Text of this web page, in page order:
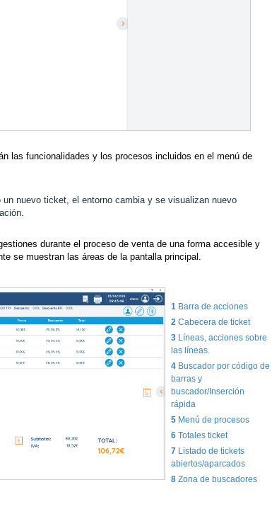
las funcionalidades y los procesos incluidos en el menú de
nuevo ticket, el entorno cambia y se visualizan nuevo
durante el proceso de venta de una forma accesible y
se muestran las áreas de la pantalla principal.
1 Barra de acciones
2 Cabecera de ticket
3 Líneas, acciones sobre
las líneas.
4 Buscador por código de
barras y
buscador/Inserción
rápida
5 Menú de procesos
6 Totales ticket
7 Listado de tickets
abiertos/aparcados
8 Zona de buscadores